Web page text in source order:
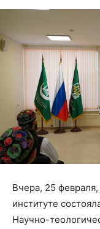
Вчера, 25
институте
Научно-